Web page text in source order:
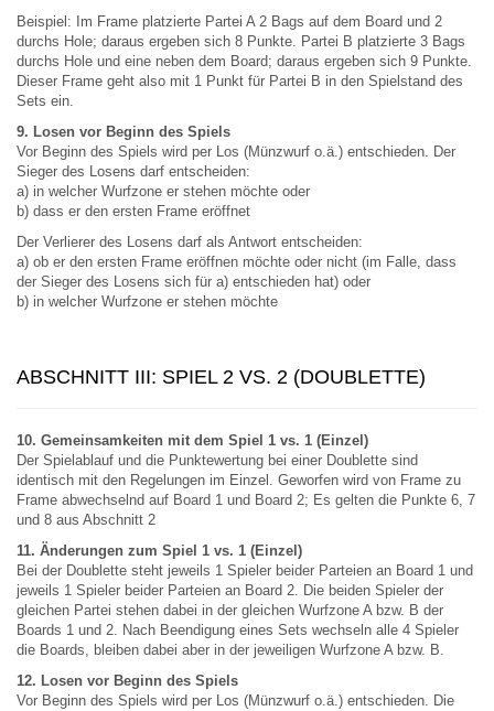
Beispiel: Im Frame platzierte Partei A 2 Bags auf dem Board und 2
durchs Hole; daraus ergeben sich 8 Punkte. Partei B platzierte 3 Bags
durchs Hole und eine neben dem Board; daraus ergeben sich 9 Punkte.
Dieser Frame geht also mit 1 Punkt für Partei B in den Spielstand des
Sets ein.
9. Losen vor Beginn des Spiels
Vor Beginn des Spiels wird per Los (Münzwurf o.ä.) entschieden. Der
Sieger des Losens darf entscheiden:
a) in welcher Wurfzone er stehen möchte oder
b) dass er den ersten Frame eröffnet
Der Verlierer des Losens darf als Antwort entscheiden:
a) ob er den ersten Frame eröffnen möchte oder nicht (im Falle, dass
der Sieger des Losens sich für a) entschieden hat) oder
b) in welcher Wurfzone er stehen möchte
ABSCHNITT III: SPIEL 2 VS. 2 (DOUBLETTE)
10. Gemeinsamkeiten mit dem Spiel 1 vs. 1 (Einzel)
Der Spielablauf und die Punktewertung bei einer Doublette sind
identisch mit den Regelungen im Einzel. Geworfen wird von Frame zu
Frame abwechselnd auf Board 1 und Board 2; Es gelten die Punkte 6, 7
und 8 aus Abschnitt 2
11. Änderungen zum Spiel 1 vs. 1 (Einzel)
Bei der Doublette steht jeweils 1 Spieler beider Parteien an Board 1 und
jeweils 1 Spieler beider Parteien an Board 2. Die beiden Spieler der
gleichen Partei stehen dabei in der gleichen Wurfzone A bzw. B der
Boards 1 und 2. Nach Beendigung eines Sets wechseln alle 4 Spieler
die Boards, bleiben dabei aber in der jeweiligen Wurfzone A bzw. B.
12. Losen vor Beginn des Spiels
Vor Beginn des Spiels wird per Los (Münzwurf o.ä.) entschieden. Die